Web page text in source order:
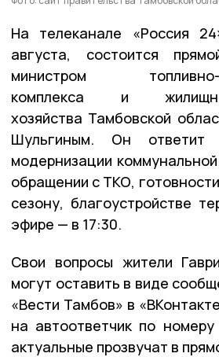
На телеканале «Россия
августа, состоится
министром топливно-
комплекса и жилищно-
хозяйства Тамбовской
Шульгиным. Он
модернизации
обращении с ТКО,
сезону, благоустройстве
эфире — в 17:30.
Свои вопросы жители
могут оставить в виде
«Вести Тамбов» в
на автоответчик по
актуальные прозвучат в